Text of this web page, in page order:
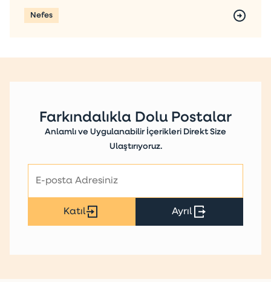
Nefes
Farkındalıkla Dolu Postalar
Anlamlı ve Uygulanabilir İçerikleri Direkt Size
Ulaştırıyoruz.
Katıl Ayrıl